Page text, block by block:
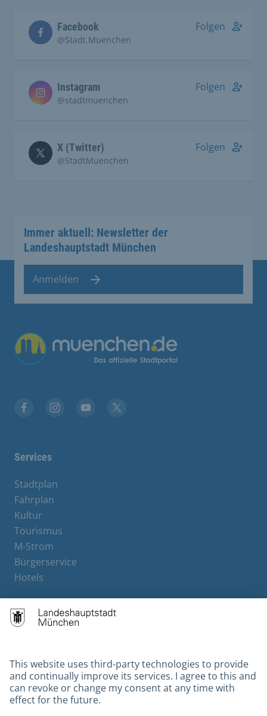
Facebook
@Stadt.Muenchen
Folgen
Instagram
@stadtmuenchen
Folgen
X (Twitter)
@StadtMuenchen
Folgen
Immer aktuell: Newsletter der
Landeshauptstadt München
Anmelden
Übergreifende Links
Services
Stadtplan
Fahrplan
Kultur
Tourismus
M-Strom
Bürgerservice
Hotels
Contact
Leichte Sprache
Gebärdensprache
Datenschutz